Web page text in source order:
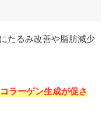
たるみ改善や脂肪減少
ラーゲン生成が促さ